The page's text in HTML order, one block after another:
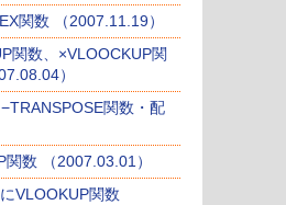
関数 （2007.11.19）
関数、×VLOOCKUP関
）
関数・配
数 （2007.03.01）
VLOOKUP関数